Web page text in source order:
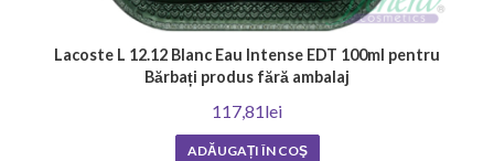
Lacoste L 12.12 Blanc Eau Intense EDT 100ml pentru
Bărbați produs fără ambalaj
117,81lei
ADĂUGAȚI ÎN COŞ